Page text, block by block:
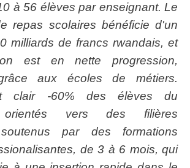
à 56 élèves par enseignant. Le
repas scolaires bénéficie d'un
milliards de francs rwandais, et
est en nette progression,
aux écoles de métiers.
clair -60% des élèves du
orientés vers des filières
par des formations
de 3 à 6 mois, qui